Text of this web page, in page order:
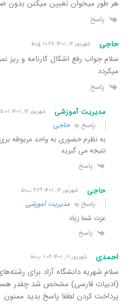
هر طور میخوان تعیین میکنن بدون
پاسخ
حاجی شهریور ۱۲, ۱۴۰۱ ۱۰:۲۸ ق٫ظ
سلام جواب رفع اشکال کارنامه و ریز
میکردد
پاسخ
مدیریت آموزشی شهریور ۱۲, ۱۴۰۱ ۵:۰۱ ب٫ظ
پاسخ بهحاجی
به نظرم حضوری به واحد مربوطه
نتیجه می گیرید
پاسخ
حاجی شهریور ۱۲, ۱۴۰۱ ۹:۲۹ ب٫ظ
پاسخ به مدیریت آموزشی
عزت شما زیاد
پاسخ
احمدی شهریور ۱۱, ۱۴۰۱ ۱:۰۹ ب٫ظ
سلام شهریه دانشگاه آزاد برای
(ادبیات فارسی) مشخص شد چقدر
پرداخت کردن لطفا پاسخ بدید ممنون